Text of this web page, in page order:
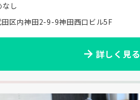
し
区内神田2-9-9神田西口ビル5F
詳しく見る